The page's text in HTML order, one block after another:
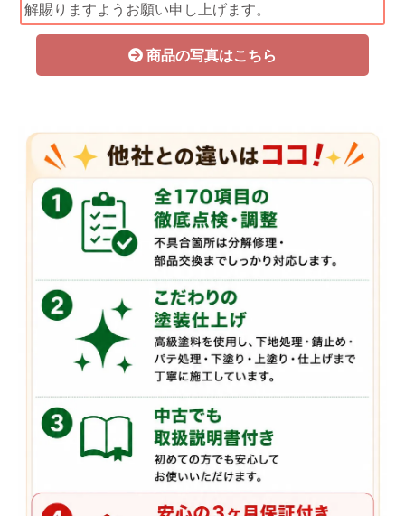
解賜りますようお願い申し上げます。
商品の写真はこちら